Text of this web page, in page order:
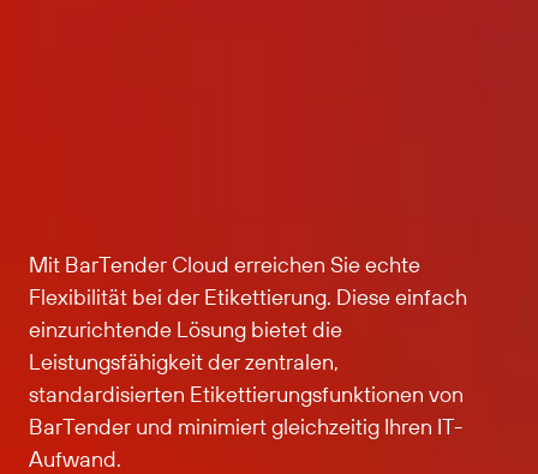
Mit BarTender Cloud erreichen Sie echte
Flexibilität bei der Etikettierung. Diese einfach
einzurichtende Lösung bietet die
Leistungsfähigkeit der zentralen,
standardisierten Etikettierungsfunktionen von
BarTender und minimiert gleichzeitig Ihren IT-
Aufwand.